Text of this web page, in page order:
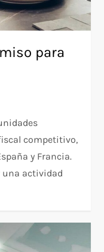
para
competitivo,
y Francia.
una actividad